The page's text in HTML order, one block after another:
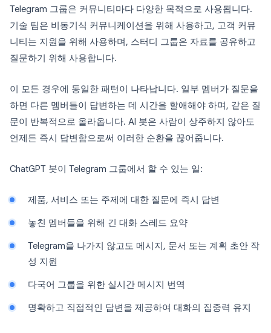
Telegram 그룹은 커뮤니티마다 다양한 목적으로 사용됩니다.
기술 팀은 비동기식 커뮤니케이션을 위해 사용하고, 고객 커뮤
니티는 지원을 위해 사용하며, 스터디 그룹은 자료를 공유하고
질문하기 위해 사용합니다.
이 모든 경우에 동일한 패턴이 나타납니다. 일부 멤버가 질문을
하면 다른 멤버들이 답변하는 데 시간을 할애해야 하며, 같은 질
문이 반복적으로 올라옵니다. AI 봇은 사람이 상주하지 않아도
언제든 즉시 답변함으로써 이러한 순환을 끊어줍니다.
ChatGPT 봇이 Telegram 그룹에서 할 수 있는 일:
제품, 서비스 또는 주제에 대한 질문에 즉시 답변
놓친 멤버들을 위해 긴 대화 스레드 요약
Telegram을 나가지 않고도 메시지, 문서 또는 계획 초안 작
성 지원
다국어 그룹을 위한 실시간 메시지 번역
명확하고 직접적인 답변을 제공하여 대화의 집중력 유지